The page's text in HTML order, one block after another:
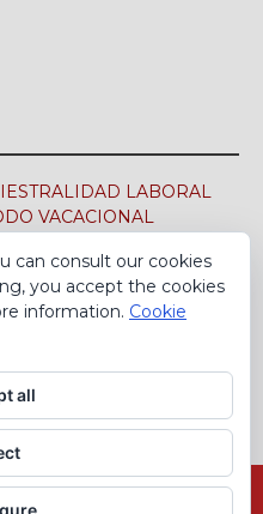
LABORAL
VACACIONAL
EL CONVENIO
DEL CALZADO PARA EL
de cookies
can consult our cookies
you accept the cookies
information. Cookie
all